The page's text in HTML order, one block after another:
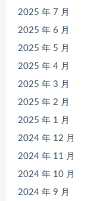
2025 年 7 月
2025 年 6 月
2025 年 5 月
2025 年 4 月
2025 年 3 月
2025 年 2 月
2025 年 1 月
2024 年 12 月
2024 年 11 月
2024 年 10 月
2024 年 9 月